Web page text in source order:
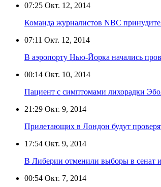
07:25 Окт. 12, 2014
Команда журналистов NBC
07:11 Окт. 12, 2014
В аэропорту Нью-Йорка начались
00:14 Окт. 10, 2014
Пациент с симптомами лихорадки
21:29 Окт. 9, 2014
Прилетающих в Лондон будут
17:54 Окт. 9, 2014
В Либерии отменили выборы в сенат
00:54 Окт. 7, 2014